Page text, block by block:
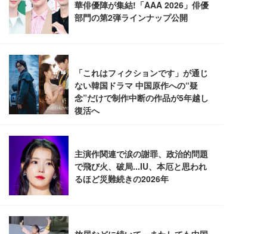
ワーク チェア 強化バックレスト 30度ロッキング機
能 人間工学 椅子 腰サポート 90度跳ね上げ式アーム
ワーク チェア 強化バックレスト 30度ロッキング機
能 人間工学 椅子 腰サポート 90度跳ね上げ式アーム
レスト 3Dヘッドレスト ハンガー付き 高反発クッシ
ョン PCチェア 通気性メッシュ ゲーミング/勉強/事
￥7,680
ス圧無段階昇降 360度回転 キャスター付き コンパク
ト 幅52×奥行58.5×高さ84～96cm テレワーク 在宅
勤務 ブラック
￥4,139
フック付き（CFI-ZDM1J）
ー フルHD（1920×1080）VA 非光沢 HDMI/DisplayP
ort/VGA スピーカー内蔵 高さ調整 スイベル VESA対
応 ComfortView ビジネス向け
￥15,800
グモニター QD 24.5インチ 1ms FHD 量子ドット 残
像低減 (3年保証 | 輝点保証 | 日本メーカー)
￥34,980
り 単品
限定】 Smart Basic アイリスオーヤマ ペットシーツ
超厚型 お徳用 ワイド 100枚入 (x 1) (ケース販売)
￥3,670
ュラー 200枚入【Amazon.co.jp限定】
￥3,731